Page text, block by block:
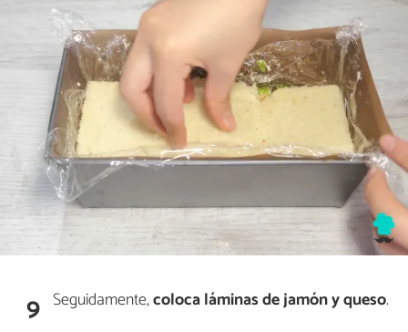
9 Seguidamente,coloca láminas de jamón y queso.